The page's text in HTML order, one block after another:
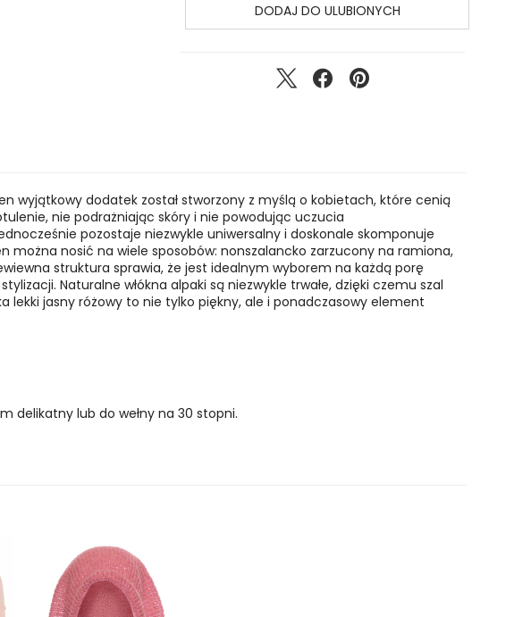
DODAJ DO ULUBIONYCH
wyjątkowy dodatek został stworzony z myślą o kobietach, które cenią
nie podrażniając skóry i nie powodując uczucia
pozostaje niezwykle uniwersalny i doskonale skomponuje
nosić na wiele sposobów: nonszalancko zarzucony na ramiona,
struktura sprawia, że jest idealnym wyborem na każdą porę
Naturalne włókna alpaki są niezwykle trwałe, dzięki czemu szal
lekki jasny różowy to nie tylko piękny, ale i ponadczasowy element
delikatny lub do wełny na 30 stopni.